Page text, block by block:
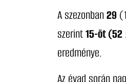
A szezonban29
szerint15-öt (52
eredménye.
Az évad során